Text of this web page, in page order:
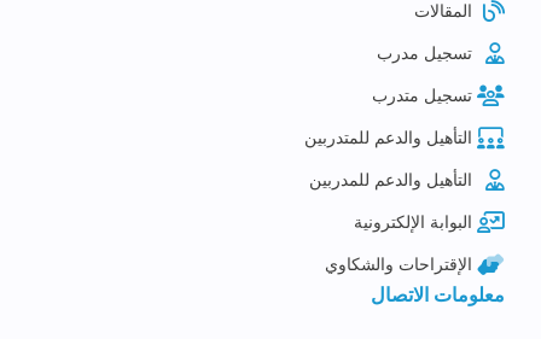
المقالات
تسجيل مدرب
تسجيل متدرب
التأهيل والدعم للمتدربين
التأهيل والدعم للمدربين
البوابة الإلكترونية
الإقتراحات والشكاوي
معلومات الاتصال